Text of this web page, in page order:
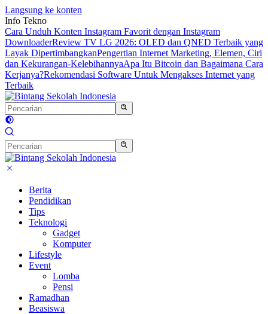
Langsung ke konten
Info Tekno
Cara Unduh Konten Instagram Favorit dengan Instagram
DownloaderReview TV LG 2026: OLED dan QNED Terbaik yang
Layak DipertimbangkanPengertian Internet Marketing, Elemen, Ciri
dan Kekurangan-KelebihannyaApa Itu Bitcoin dan Bagaimana Cara
Kerjanya?Rekomendasi Software Untuk Mengakses Internet yang
Terbaik
Berita
Pendidikan
Tips
Teknologi
Gadget
Komputer
Lifestyle
Event
Lomba
Pensi
Ramadhan
Beasiswa